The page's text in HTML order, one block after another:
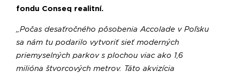
fondu Conseq realitní.
„Počas desaťročného pôsobenia Accolade v Poľsku
sa nám tu podarilo vytvoriť sieť moderných
priemyselných parkov s plochou viac ako 1,6
milióna štvorcových metrov. Táto akvizícia